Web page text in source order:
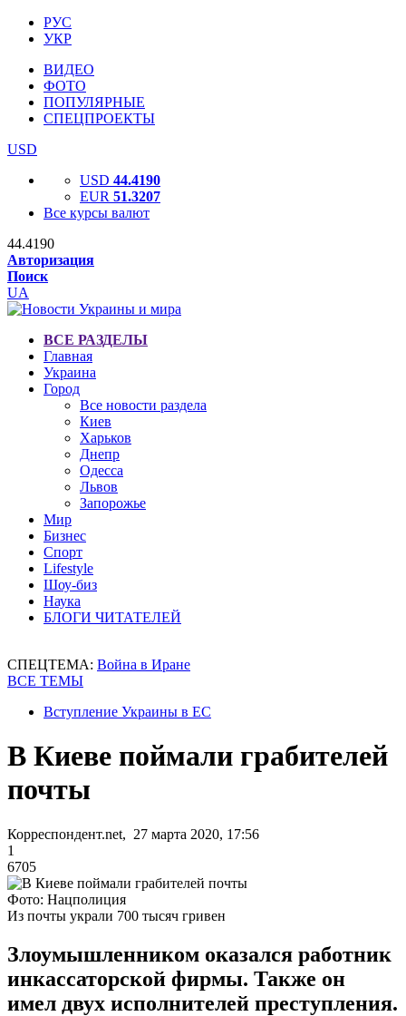
РУС
УКР
ВИДЕО
ФОТО
ПОПУЛЯРНЫЕ
СПЕЦПРОЕКТЫ
USD
USD 44.4190
EUR 51.3207
Все курсы валют
44.4190
Авторизация
Поиск
UA
ВСЕ РАЗДЕЛЫ
Главная
Украина
Город
Все новости раздела
Киев
Харьков
Днепр
Одесса
Львов
Запорожье
Мир
Бизнес
Спорт
Lifestyle
Шоу-биз
Наука
БЛОГИ ЧИТАТЕЛЕЙ
СПЕЦТЕМА: Война в Иране
ВСЕ ТЕМЫ
Вступление Украины в ЕС
В Киеве поймали грабителей
почты
Корреспондент.net, 27 марта 2020, 17:56
1
6705
Фото: Нацполиция
Из почты украли 700 тысяч гривен
Злоумышленником оказался работник
инкассаторской фирмы. Также он
имел двух исполнителей преступления.